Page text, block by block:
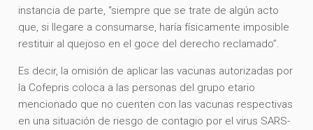
instancia de parte, “siempre que se trate de algún acto
que, si llegare a consumarse, haría físicamente imposible
restituir al quejoso en el goce del derecho reclamado”.
Es decir, la omisión de aplicar las vacunas autorizadas por
la Cofepris coloca a las personas del grupo etario
mencionado que no cuenten con las vacunas respectivas
en una situación de riesgo de contagio por el virus SARS-